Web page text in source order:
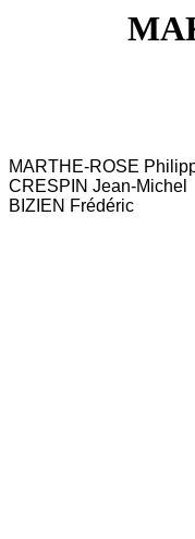
MARTHE-ROSE
CRESPIN Jean-Michel
BIZIEN Frédéric